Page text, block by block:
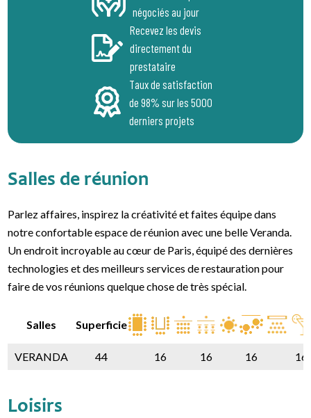
négociés au jour
Recevez les devis
directement du
prestataire
Taux de satisfaction
de 98% sur les 5000
derniers projets
Salles de réunion
Parlez affaires, inspirez la créativité et faites équipe dans
notre confortable espace de réunion avec une belle Veranda.
Un endroit incroyable au cœur de Paris, équipé des dernières
technologies et des meilleurs services de restauration pour
faire de vos réunions quelque chose de très spécial.
Salles Superficie
VERANDA 44 16 16 16 16
Loisirs